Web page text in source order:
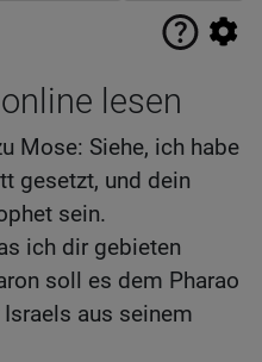
lesen
Mose: Siehe, ich habe
gesetzt, und dein
sein.
ich dir gebieten
soll es dem Pharao
aus seinem